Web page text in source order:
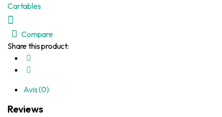
Cartables
Compare
Share this product:
Avis (0)
Reviews